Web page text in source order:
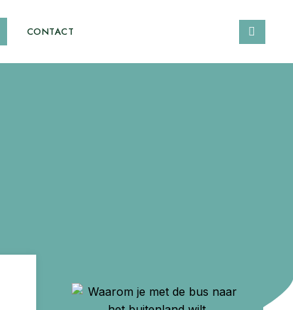
CONTACT